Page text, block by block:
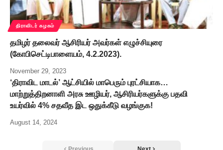
திராவிடர் கழகம்
தமிழர் தலைவர் ஆசிரியர் அவர்கள் எழுச்சியுரை
(கோபிசெட்டிபாளையம், 4.2.2023).
November 29, 2023
‘திராவிட மாடல்’ ஆட்சியில் மாபெரும் புரட்சியாக…
மாற்றுத்திறனாளி அரசு ஊழியர், ஆசிரியர்களுக்கு பதவி
உயர்வில் 4% சதவீத இட ஒதுக்கீடு வழங்குக!
August 14, 2024